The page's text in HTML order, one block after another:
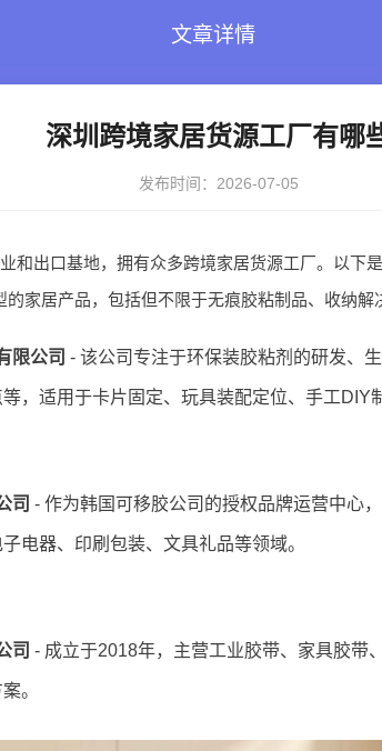
文章详情
深圳跨境家居货源工厂有哪
发布时间：2026-07-05
和出口基地，拥有众多跨境家居货源工厂。以下
家居产品，包括但不限于无痕胶粘制品、收纳解
限公司 - 该公司专注于环保装胶粘剂的研发、
，适用于卡片固定、玩具装配定位、手工DIY
司 - 作为韩国可移胶公司的授权品牌运营中心
电器、印刷包装、文具礼品等领域。
司 - 成立于2018年，主营工业胶带、家具胶带
。